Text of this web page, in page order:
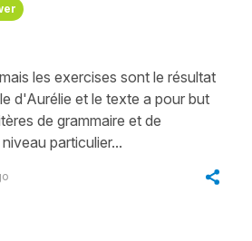
les exercises sont le résultat
d'Aurélie et le texte a pour but
de grammaire et de
particulier...